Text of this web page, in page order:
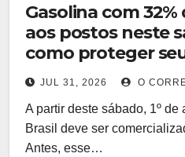
Gasolina com
aos postos neste
como proteger
JUL 31, 2026 O
A partir deste sábado, 1º
Brasil deve ser
Antes, esse…